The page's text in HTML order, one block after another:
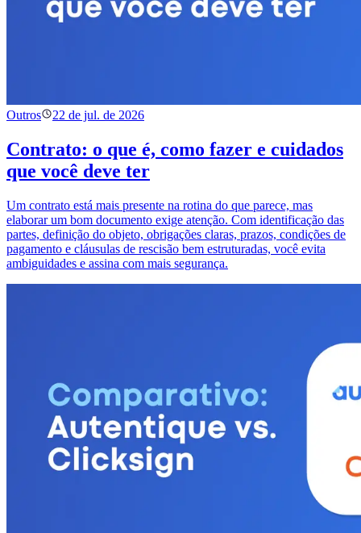
Outros 22 de jul. de 2026
Contrato: o que é, como fazer e cuidados
que você deve ter
Um contrato está mais presente na rotina do que parece, mas
elaborar um bom documento exige atenção. Com identificação das
partes, definição do objeto, obrigações claras, prazos, condições de
pagamento e cláusulas de rescisão bem estruturadas, você evita
ambiguidades e assina com mais segurança.